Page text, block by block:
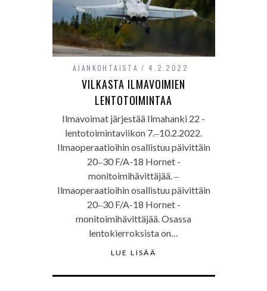
AJANKOHTAISTA 4.2.2022
VILKASTA ILMAVOIMIEN
LENTOTOIMINTAA
Ilmavoimat järjestää Ilmahanki 22 -
lentotoimintaviikon 7.‒10.2.2022.
Ilmaoperaatioihin osallistuu päivittäin
20‒30 F/A-18 Hornet -
monitoimihävittäjää. ‒
Ilmaoperaatioihin osallistuu päivittäin
20‒30 F/A-18 Hornet -
monitoimihävittäjää. Osassa
lentokierroksista on…
LUE LISÄÄ